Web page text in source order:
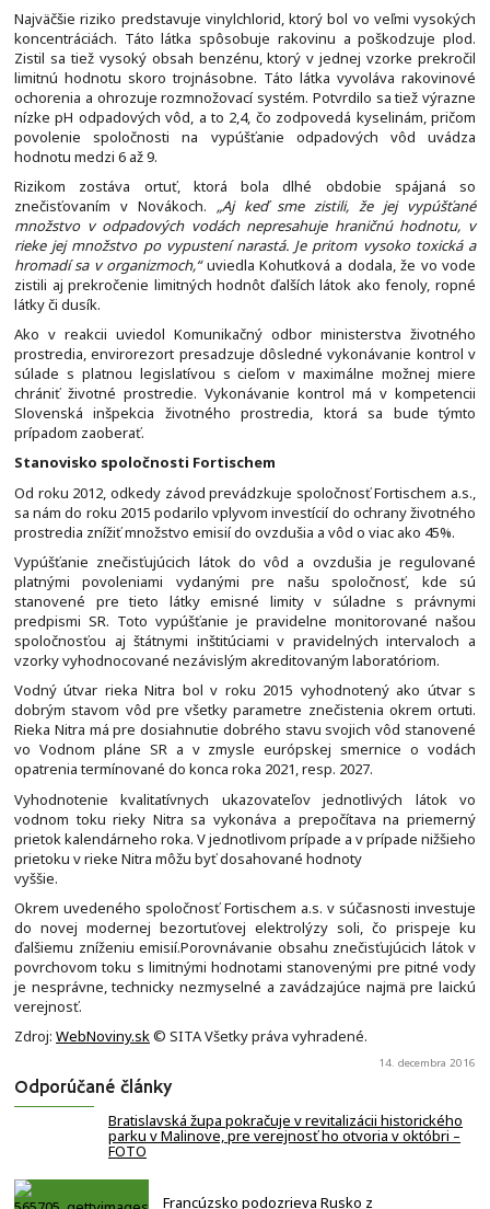
Najväčšie riziko predstavuje vinylchlorid, ktorý bol vo veľmi vysokých
koncentráciách. Táto látka spôsobuje rakovinu a poškodzuje plod.
Zistil sa tiež vysoký obsah benzénu, ktorý v jednej vzorke prekročil
limitnú hodnotu skoro trojnásobne. Táto látka vyvoláva rakovinové
ochorenia a ohrozuje rozmnožovací systém. Potvrdilo sa tiež výrazne
nízke pH odpadových vôd, a to 2,4, čo zodpovedá kyselinám, pričom
povolenie spoločnosti na vypúšťanie odpadových vôd uvádza
hodnotu medzi 6 až 9.
Rizikom zostáva ortuť, ktorá bola dlhé obdobie spájaná so
znečisťovaním v Novákoch. „Aj keď sme zistili, že jej vypúšťané
množstvo v odpadových vodách nepresahuje hraničnú hodnotu, v
rieke jej množstvo po vypustení narastá. Je pritom vysoko toxická a
hromadí sa v organizmoch,“uviedla Kohutková a dodala, že vo vode
zistili aj prekročenie limitných hodnôt ďalších látok ako fenoly, ropné
látky či dusík.
Ako v reakcii uviedol Komunikačný odbor ministerstva životného
prostredia, envirorezort presadzuje dôsledné vykonávanie kontrol v
súlade s platnou legislatívou s cieľom v maximálne možnej miere
chrániť životné prostredie. Vykonávanie kontrol má v kompetencii
Slovenská inšpekcia životného prostredia, ktorá sa bude týmto
prípadom zaoberať.
Stanovisko spoločnosti Fortischem
Od roku 2012, odkedy závod prevádzkuje spoločnosť Fortischem a.s.,
sa nám do roku 2015 podarilo vplyvom investícií do ochrany životného
prostredia znížiť množstvo emisií do ovzdušia a vôd o viac ako 45%.
Vypúšťanie znečisťujúcich látok do vôd a ovzdušia je regulované
platnými povoleniami vydanými pre našu spoločnosť, kde sú
stanovené pre tieto látky emisné limity v súladne s právnymi
predpismi SR. Toto vypúšťanie je pravidelne monitorované našou
spoločnosťou aj štátnymi inštitúciami v pravidelných intervaloch a
vzorky vyhodnocované nezávislým akreditovaným laboratóriom.
Vodný útvar rieka Nitra bol v roku 2015 vyhodnotený ako útvar s
dobrým stavom vôd pre všetky parametre znečistenia okrem ortuti.
Rieka Nitra má pre dosiahnutie dobrého stavu svojich vôd stanovené
vo Vodnom pláne SR a v zmysle európskej smernice o vodách
opatrenia termínované do konca roka 2021, resp. 2027.
Vyhodnotenie kvalitatívnych ukazovateľov jednotlivých látok vo
vodnom toku rieky Nitra sa vykonáva a prepočítava na priemerný
prietok kalendárneho roka. V jednotlivom prípade a v prípade nižšieho
prietoku v rieke Nitra môžu byť dosahované hodnoty
vyššie.
Okrem uvedeného spoločnosť Fortischem a.s. v súčasnosti investuje
do novej modernej bezortuťovej elektrolýzy soli, čo prispeje ku
ďalšiemu zníženiu emisií.Porovnávanie obsahu znečisťujúcich látok v
povrchovom toku s limitnými hodnotami stanovenými pre pitné vody
je nesprávne, technicky nezmyselné a zavádzajúce najmä pre laickú
verejnosť.
Zdroj: WebNoviny.sk© SITA Všetky práva vyhradené.
14. decembra 2016
Odporúčané články
Bratislavská župa pokračuje v revitalizácii historického
parku v Malinove, pre verejnosť ho otvoria v októbri –
FOTO
Francúzsko podozrieva Rusko z